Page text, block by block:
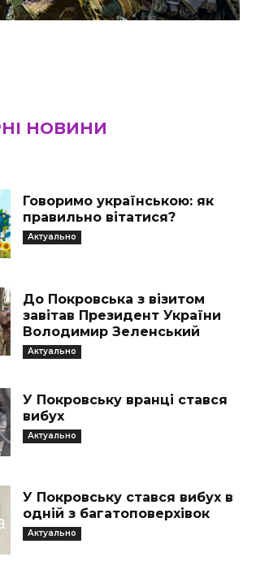
НОВИНИ
Говоримо українською: як
правильно вітатися?
Актуально
До Покровська з візитом
завітав Президент України
Володимир Зеленський
Актуально
У Покровську вранці стався
вибух
Актуально
У Покровську стався вибух в
одній з багатоповерхівок
Актуально